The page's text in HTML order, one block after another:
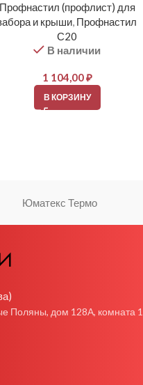
Профнастил (профлист) для
и крыши, Профнастил
С20
В наличии
1 104,00₽
В КОРЗИНУ
Юматекс Термо
Поляны, дом 128А, комната 1